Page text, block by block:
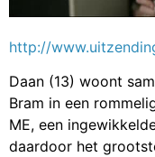
http://
Daan (13) woont
Bram in een
ME, een
daardoor het